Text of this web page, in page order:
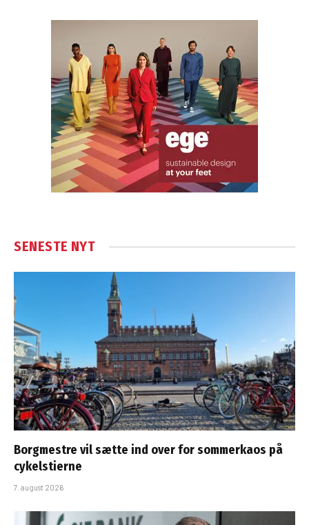
SENESTE NYT
Borgmestre vil sætte ind over for sommerkaos på
cykelstierne
7. august 2026